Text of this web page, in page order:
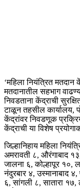
‘महिला नियंत्रित मतदान
मतदानातील सहभाग
निवडताना केंद्राची
टाळून तहसील कार्यालय,
केंद्रांवर निवडणूक
केंद्राची या विशेष
जिल्हानिहाय महिला
अमरावती ८, औरंगाबाद
जालना ६, कोल्हापूर १०,
नंदुरबार ४, उस्मानाबाद
६, सांगली ८, सातारा